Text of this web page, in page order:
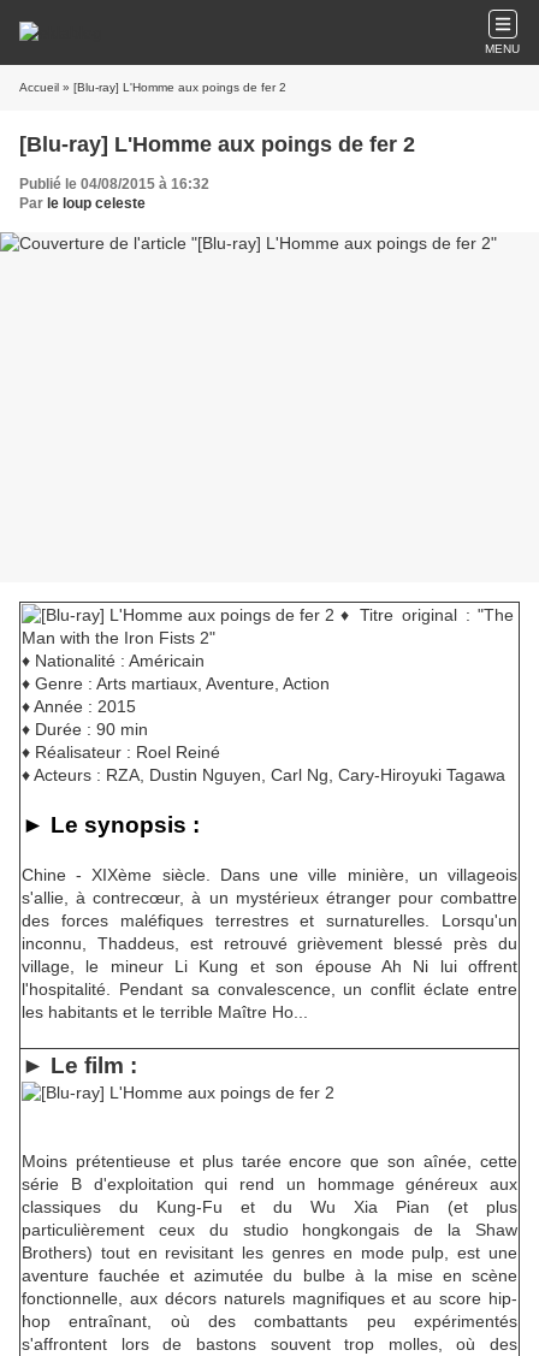
MENU
Accueil » [Blu-ray] L'Homme aux poings de fer 2
[Blu-ray] L'Homme aux poings de fer 2
Publié le 04/08/2015 à 16:32
Par le loup celeste
♦ Titre original : "The
Man with the Iron Fists 2"
♦ Nationalité : Américain
♦ Genre : Arts martiaux, Aventure, Action
♦ Année : 2015
♦ Durée : 90 min
♦ Réalisateur : Roel Reiné
♦ Acteurs : RZA, Dustin Nguyen, Carl Ng, Cary-Hiroyuki Tagawa
► Le synopsis :
Chine - XIXème siècle. Dans une ville minière, un villageois
s'allie, à contrecœur, à un mystérieux étranger pour combattre
des forces maléfiques terrestres et surnaturelles. Lorsqu'un
inconnu, Thaddeus, est retrouvé grièvement blessé près du
village, le mineur Li Kung et son épouse Ah Ni lui offrent
l'hospitalité. Pendant sa convalescence, un conflit éclate entre
les habitants et le terrible Maître Ho...
► Le film :
Moins prétentieuse et plus tarée encore que son aînée, cette
série B d'exploitation qui rend un hommage généreux aux
classiques du Kung-Fu et du Wu Xia Pian (et plus
particulièrement ceux du studio hongkongais de la Shaw
Brothers) tout en revisitant les genres en mode pulp, est une
aventure fauchée et azimutée du bulbe à la mise en scène
fonctionnelle, aux décors naturels magnifiques et au score hip-
hop entraînant, où des combattants peu expérimentés
s'affrontent lors de bastons souvent trop molles, où des